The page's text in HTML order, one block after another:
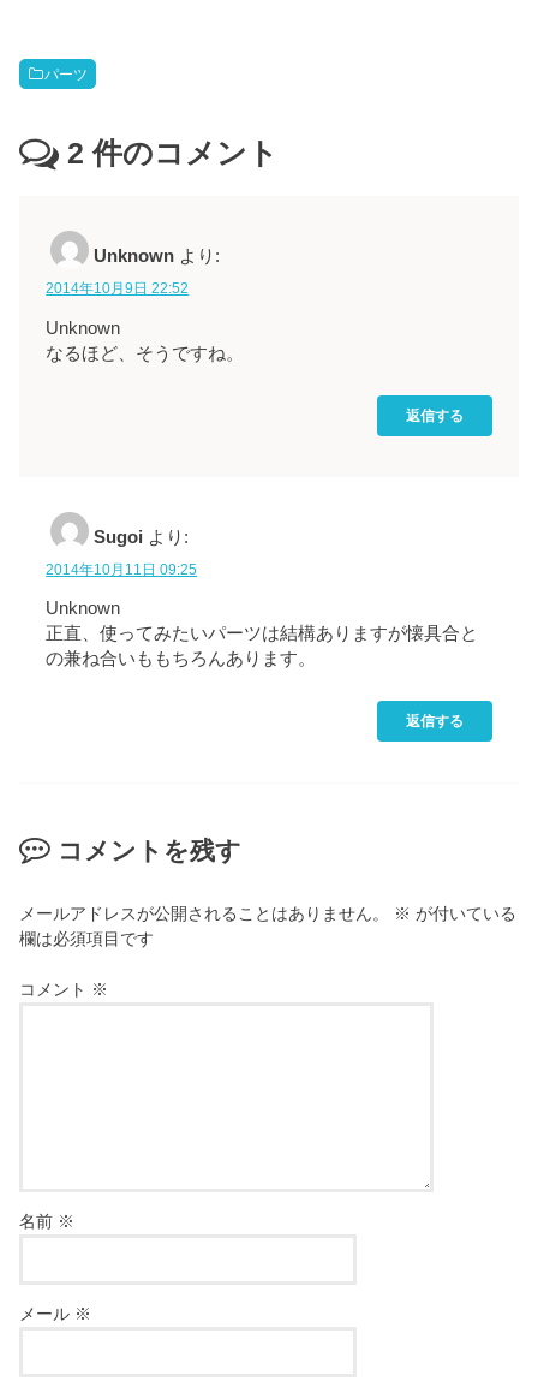
パーツ
2 件のコメント
Unknown より:
2014年10月9日 22:52
Unknown
なるほど、そうですね。
返信する
Sugoi より:
2014年10月11日 09:25
Unknown
正直、使ってみたいパーツは結構ありますが懐具合と
の兼ね合いももちろんあります。
返信する
コメントを残す
メールアドレスが公開されることはありません。 ※ が付いている
欄は必須項目です
コメント ※
名前 ※
メール ※